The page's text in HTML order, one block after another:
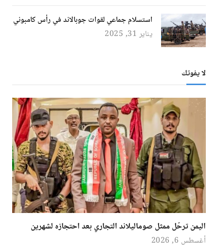
استسلام جماعي لقوات جوبالاند في رأس كامبوني
يناير 31, 2025
لا يفوتك
اليمن ترحّل ممثل صوماليلاند التجاري بعد احتجازه لشهرين
أغسطس 6, 2026